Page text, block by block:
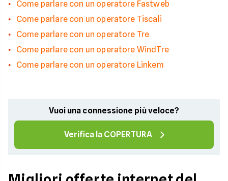
Come parlare con un operatore Fastweb
Come parlare con un operatore Tiscali
Come parlare con un operatore Tre
Come parlare con un operatore WindTre
Come parlare con un operatore Linkem
Vuoi una connessione più veloce?
Verifica la COPERTURA